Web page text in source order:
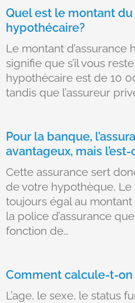
Quel est le montant
hypothécaire?
Le montant d’assurance
signifie que s’il vous
hypothécaire est de 10
tandis que l’assureur
Pour la banque,
avantageux, mais
Cette assurance sert
de votre hypothèque,
toujours égal au
la police d’assurance
fonction de…
Comment calcule-t-on
L’age, le sexe, le status